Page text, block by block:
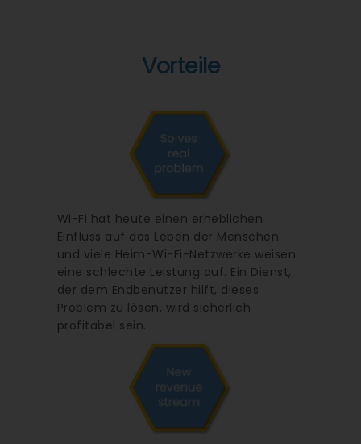
Vorteile
Wi-Fi hat heute einen erheblichen
Einfluss auf das Leben der Menschen
und viele Heim-Wi-Fi-Netzwerke weisen
eine schlechte Leistung auf. Ein Dienst,
der dem Endbenutzer hilft, dieses
Problem zu lösen, wird sicherlich
profitabel sein.